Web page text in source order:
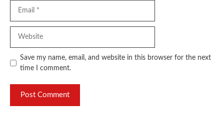
Save my name, email, and website in this browser for the next
time I comment.